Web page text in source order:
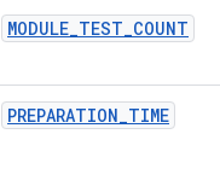
MODULE_TEST_COUNT
PREPARATION_TIME